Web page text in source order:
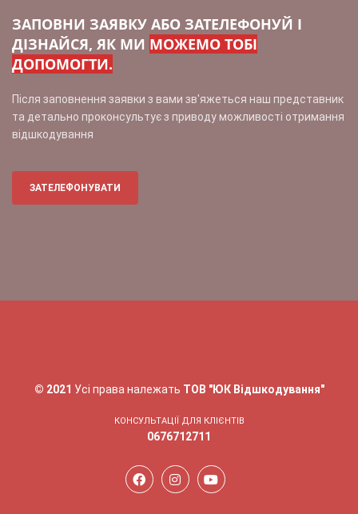
ЗАПОВНИ ЗАЯВКУ АБО ЗАТЕЛЕФОНУЙ І
ДІЗНАЙСЯ, ЯК МИ МОЖЕМО ТОБІ
ДОПОМОГТИ.
Після заповнення заявки з вами зв'яжеться наш представник
та детально проконсультує з приводу можливості отримання
відшкодування
ЗАТЕЛЕФОНУВАТИ
© 2021 Усі права належать ТОВ "ЮК Відшкодування"
КОНСУЛЬТАЦІЇ ДЛЯ КЛІЄНТІВ
0676712711